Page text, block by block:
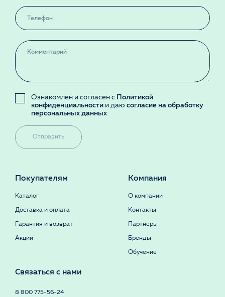
Ознакомлен и согласен с Политикой
конфиденциальности и даю согласие на обработку
персональных данных
Отправить
Покупателям
Каталог
Доставка и оплата
Гарантия и возврат
Акции
Компания
О компании
Контакты
Партнеры
Бренды
Обучение
Связаться с нами
8 800 775-56-24